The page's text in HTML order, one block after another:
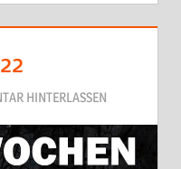
HINTERLASSEN